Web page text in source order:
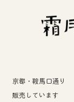
京都・鞍馬口通り
販売しています